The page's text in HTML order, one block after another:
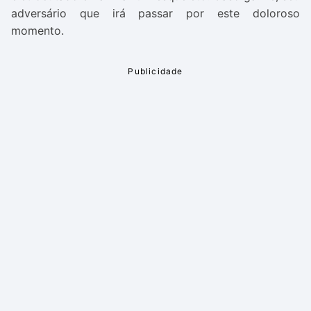
adversário que irá passar por este doloroso
momento.